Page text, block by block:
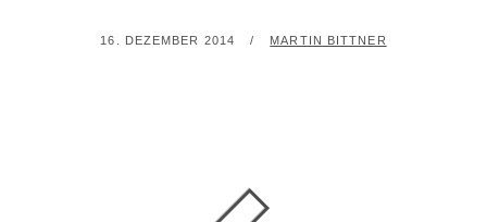
POSTED
16. DEZEMBER 2014 BY
MARTIN BITTNER